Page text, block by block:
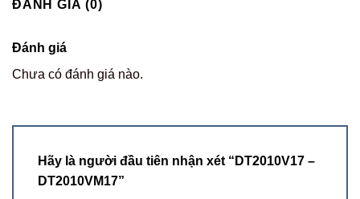
ĐÁNH GIÁ (0)
Đánh giá
Chưa có đánh giá nào.
Hãy là người đầu tiên nhận xét “DT2010V17 –
DT2010VM17”